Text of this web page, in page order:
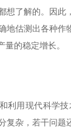
想了解的。因
地估测出各种
的稳定增长。
用现代科学技
复杂，若干问